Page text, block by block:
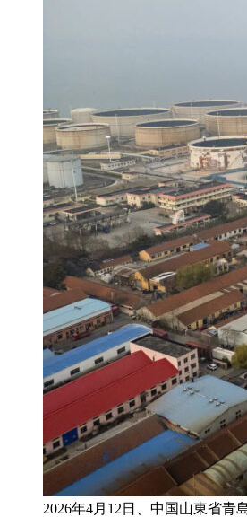
2026年4月12日、中国山東省青